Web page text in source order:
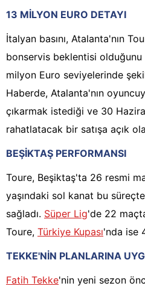
13 MİLYON EURO DETAYI
İtalyan basını, Atalanta'nın
bonservis beklentisi olduğunu
milyon Euro seviyelerinde
Haberde, Atalanta'nın
çıkarmak istediği ve 30
rahatlatacak bir satışa açık
BEŞİKTAŞ PERFORMANSI
Toure, Beşiktaş'ta 26 resmi
yaşındaki sol kanat bu
sağladı. Süper Lig'de 22
Toure, Türkiye Kupası'nda ise
TEKKE'NİN PLANLARINA
Fatih Tekke'nin yeni sezon